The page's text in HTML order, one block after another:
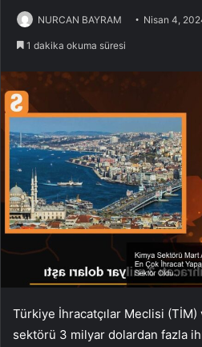
NURCAN BAYRAM Nisan 4,
1 dakika okuma süresi
Türkiye İhracatçılar Meclisi
sektörü 3 milyar dolardan fazla